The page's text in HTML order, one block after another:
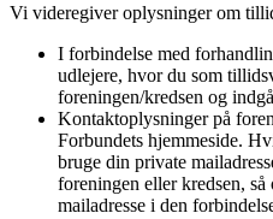
Vi videregiver oplysninger om
I forbindelse med
udlejere, hvor du som
foreningen/kredsen og
Kontaktoplysninger på
Forbundets hjemmeside.
bruge din private
foreningen eller kredsen,
mailadresse i den